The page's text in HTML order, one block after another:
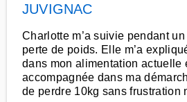
JUVIGNAC
Charlotte m’a suivie pendant
perte de poids. Elle m’a
dans mon alimentation actuelle
accompagnée dans ma
de perdre 10kg sans frustration